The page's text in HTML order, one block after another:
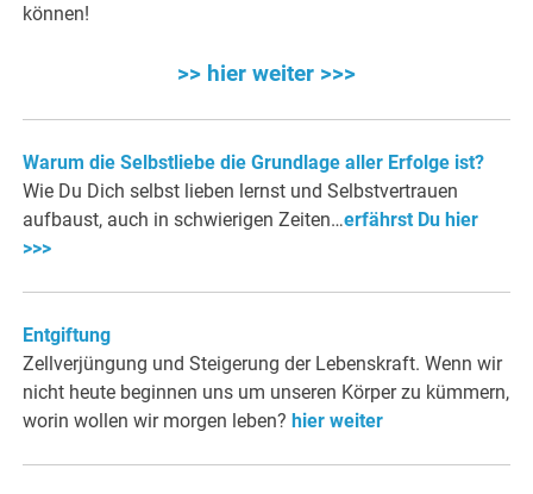
können!
>> hier weiter >>>
Warum die Selbstliebe die Grundlage aller Erfolge ist?
Wie Du Dich selbst lieben lernst und Selbstvertrauen
aufbaust, auch in schwierigen Zeiten…erfährst Du hier
>>>
Entgiftung
Zellverjüngung und Steigerung der Lebenskraft. Wenn wir
nicht heute beginnen uns um unseren Körper zu kümmern,
worin wollen wir morgen leben?hier weiter